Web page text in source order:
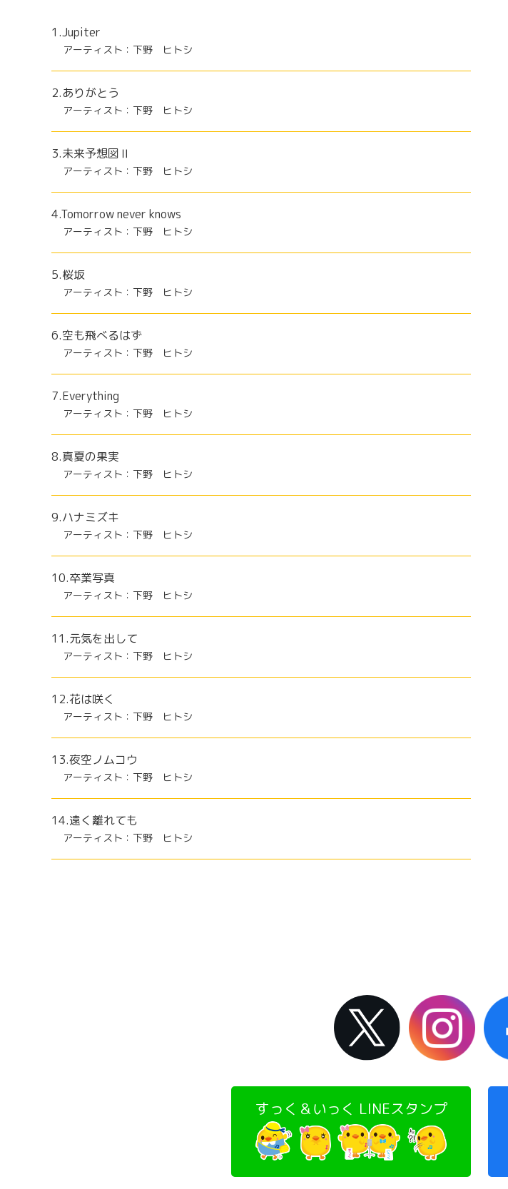
1.Jupiter
アーティスト：下野 ヒトシ
2.ありがとう
アーティスト：下野 ヒトシ
3.未来予想図Ⅱ
アーティスト：下野 ヒトシ
4.Tomorrow never knows
アーティスト：下野 ヒトシ
5.桜坂
アーティスト：下野 ヒトシ
6.空も飛べるはず
アーティスト：下野 ヒトシ
7.Everything
アーティスト：下野 ヒトシ
8.真夏の果実
アーティスト：下野 ヒトシ
9.ハナミズキ
アーティスト：下野 ヒトシ
10.卒業写真
アーティスト：下野 ヒトシ
11.元気を出して
アーティスト：下野 ヒトシ
12.花は咲く
アーティスト：下野 ヒトシ
13.夜空ノムコウ
アーティスト：下野 ヒトシ
14.遠く離れても
アーティスト：下野 ヒトシ
すっく＆いっく LINEスタンプ